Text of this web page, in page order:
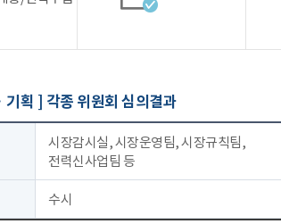
기획 ] 각종 위원회 심의결과
시장감시실, 시장운영팀, 시장규칙팀,
전력신사업팀 등
수시